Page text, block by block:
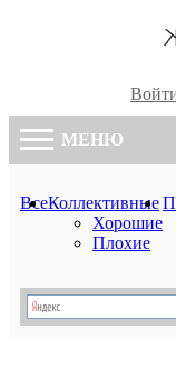
МЕНЮ
ВсеКоллективные
Хорошие
Плохие